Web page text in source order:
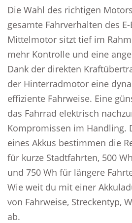
Die Wahl des richtigen
gesamte Fahrverhalten des
Mittelmotor sitzt tief im
mehr Kontrolle und eine
Dank der direkten
der Hinterradmotor eine
effiziente Fahrweise. Eine
das Fahrrad elektrisch
Kompromissen im Handling.
eines Akkus bestimmen die
für kurze Stadtfahrten, 500
und 750 Wh für längere
Wie weit du mit einer
von Fahrweise, Streckentyp,
ab.